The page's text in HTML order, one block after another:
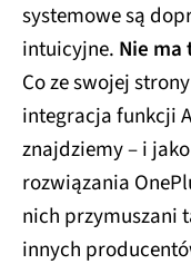
systemowe są
intuicyjne. Nie ma
Co ze swojej
integracja funkcji
znajdziemy – i
rozwiązania
nich przymuszani
innych